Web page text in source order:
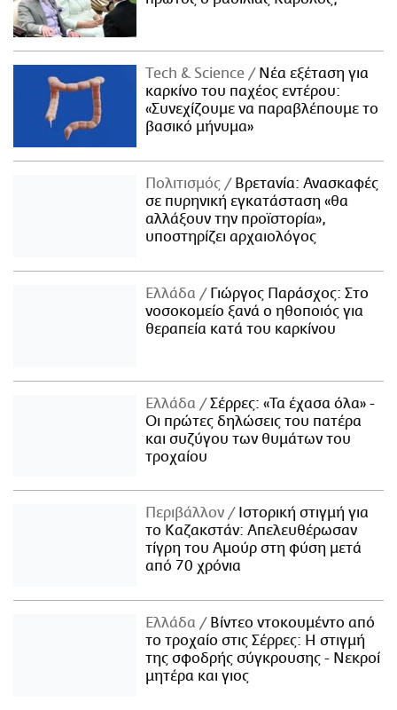
Τech & Science
Νέα εξέταση για
καρκίνο του παχέος εντέρου:
«Συνεχίζουμε να παραβλέπουμε το
βασικό μήνυμα»
Πολιτισμός
Βρετανία: Ανασκαφές
σε πυρηνική εγκατάσταση «θα
αλλάξουν την προϊστορία»,
υποστηρίζει αρχαιολόγος
Ελλάδα
Γιώργος Παράσχος: Στο
νοσοκομείο ξανά ο ηθοποιός για
θεραπεία κατά του καρκίνου
Ελλάδα
Σέρρες: «Τα έχασα όλα» -
Οι πρώτες δηλώσεις του πατέρα
και συζύγου των θυμάτων του
τροχαίου
Περιβάλλον
Ιστορική στιγμή για
το Καζακστάν: Απελευθέρωσαν
τίγρη του Αμούρ στη φύση μετά
από 70 χρόνια
Ελλάδα
Βίντεο ντοκουμέντο από
το τροχαίο στις Σέρρες: Η στιγμή
της σφοδρής σύγκρουσης - Νεκροί
μητέρα και γιος